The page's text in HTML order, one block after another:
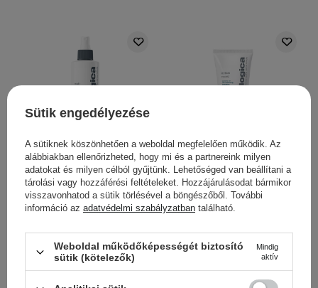
Dermalogica - Multi-
Active Toner - Multiaktív
Hidratáló Permet - 250ml
3
Dermalogica - Active
Moist - Könnyű
Prebiotikus Hidratáló
Krém Kombinált és Zsíros
Bőrre - 100ml
10
Sütik engedélyezése
A sütiknek köszönhetően a weboldal megfelelően működik. Az
alábbiakban ellenőrizheted, hogy mi és a partnereink milyen
adatokat és milyen célból gyűjtünk. Lehetőséged van beállítani a
tárolási vagy hozzáférési feltételeket. Hozzájárulásodat bármikor
visszavonhatod a sütik törlésével a böngészőből. További
információ az adatvédelmi szabályzatban található.
Weboldal működőképességét biztosító
sütik (kötelezők)
Mindig
aktív